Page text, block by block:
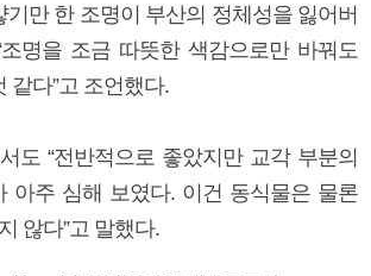
기만 한 조명이 부산의 정체성을 잃어버
조명을 조금 따뜻한 색감으로만 바꿔도
같다”고 조언했다.
도 “전반적으로 좋았지만 교각 부분의
아주 심해 보였다. 이건 동식물은 물론
않다”고 말했다.